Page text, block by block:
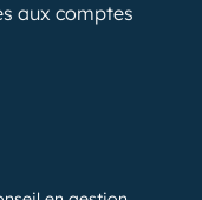
aux comptes